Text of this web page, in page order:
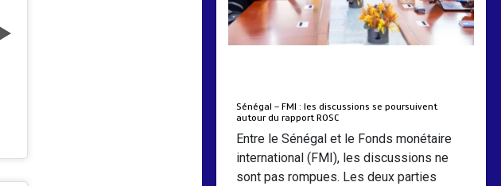
Sénégal – FMI : les discussions se poursuivent
autour du rapport ROSC
Entre le Sénégal et le Fonds monétaire
international (FMI), les discussions ne
sont pas rompues. Les deux parties